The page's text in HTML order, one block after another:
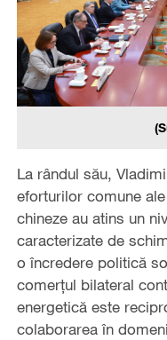
La rândul său,
eforturilor comune
chineze au atins un
caracterizate de
o încredere politică
comerțul bilateral
energetică este
colaborarea în